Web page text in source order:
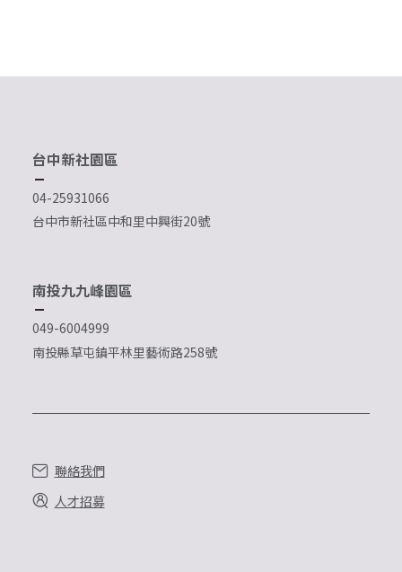
台中新社園區
04-25931066
台中市新社區中和里中興街20號
南投九九峰園區
049-6004999
南投縣草屯鎮平林里藝術路258號
聯絡我們
人才招募